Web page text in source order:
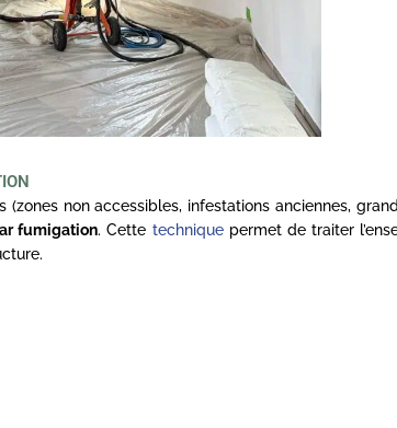
(zones non accessibles, infestations anciennes,
fumigation. Cette techniquepermet de traiter